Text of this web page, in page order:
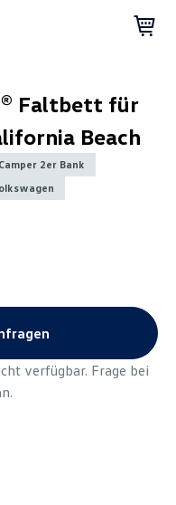
Faltbett für
Beach
2er Bank
verfügbar. Frage bei